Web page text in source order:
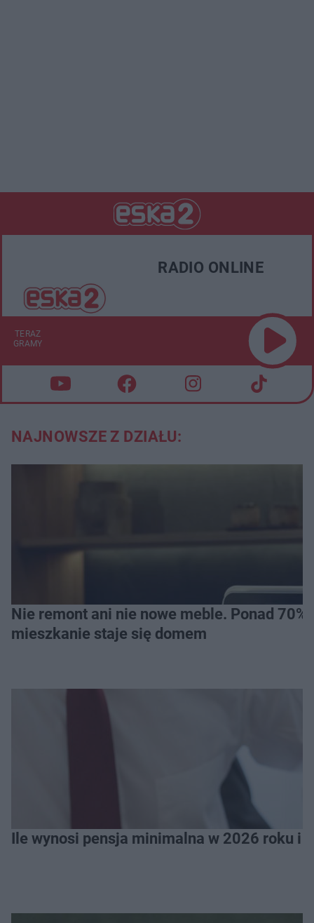
RADIO ONLINE
TERAZ
GRAMY
NAJNOWSZE Z DZIAŁU:
Nie remont ani nie nowe meble. Ponad
mieszkanie staje się domem
Ile wynosi pensja minimalna w 2026 roku i